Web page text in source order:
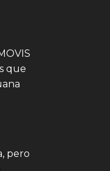
que
pero